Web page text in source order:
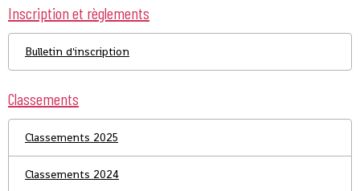
Inscription et règlements
Bulletin d'inscription
Classements
Classements 2025
Classements 2024